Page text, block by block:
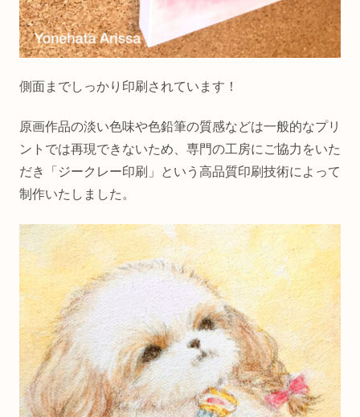
側面までしっかり印刷されています！
原画作品の淡い色味や色鉛筆の質感などは一般的なプリ
ントでは再現できないため、専門の工房にご協力をいた
だき「ジークレー印刷」という高品質印刷技術によって
制作いたしました。